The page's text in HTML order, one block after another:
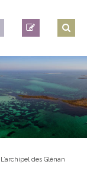
L’archipel des Glénan